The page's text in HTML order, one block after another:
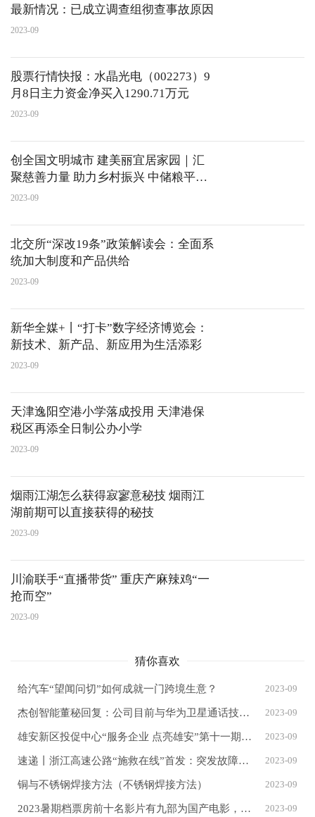
最新情况：已成立调查组彻查事故原因
2023-09
股票行情快报：水晶光电（002273）9
月8日主力资金净买入1290.71万元
2023-09
​创全国文明城市 建美丽宜居家园｜汇
聚慈善力量 助力乡村振兴 中储粮平顶
山直属库踊跃为公益奉献爱心
2023-09
北交所“深改19条”政策解读会：全面系
统加大制度和产品供给
2023-09
新华全媒+丨“打卡”数字经济博览会：
新技术、新产品、新应用为生活添彩
2023-09
天津逸阳空港小学落成投用 天津港保
税区再添全日制公办小学
2023-09
烟雨江湖怎么获得寂寥意秘技 烟雨江
湖前期可以直接获得的秘技
2023-09
川渝联手“直播带货” 重庆产麻辣鸡“一
抢而空”
2023-09
猜你喜欢
给汽车“望闻问切”如何成就一门跨境生意？ 2023-09
杰创智能董秘回复：公司目前与华为卫星通话技术方面暂无合作 2023-09
雄安新区投促中心“服务企业 点亮雄安”第十一期主题观影活动举办 2023-09
速递丨浙江高速公路“施救在线”首发：突发故障一键求助、免费拖离 2023-09
铜与不锈钢焊接方法（不锈钢焊接方法） 2023-09
2023暑期档票房前十名影片有九部为国产电影，最强热力值选手揭晓 2023-09